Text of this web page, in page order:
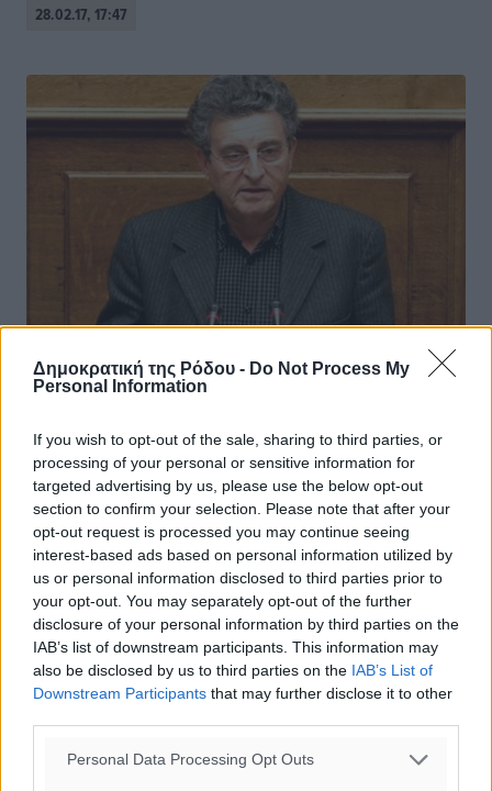
Δημοκρατική της Ρόδου - Do Not Process My
Personal Information
If you wish to opt-out of the sale, sharing to third parties, or
processing of your personal or sensitive information for
targeted advertising by us, please use the below opt-out
section to confirm your selection. Please note that after your
opt-out request is processed you may continue seeing
interest-based ads based on personal information utilized by
us or personal information disclosed to third parties prior to
your opt-out. You may separately opt-out of the further
disclosure of your personal information by third parties on the
IAB’s list of downstream participants. This information may
also be disclosed by us to third parties on the IAB’s List of
Downstream Participants that may further disclose it to other
Personal Data Processing Opt Outs
28.02.17, 17:47
Ηλίας Καματερός: Προς λύση το
πρόβλημα της Ένωσης Αγροτικού
Συνεταιρισμού Δωδεκανήσου και ΚΑΪΡ
Μετά από συνάντηση που είχε ο βουλευτής
Δωδεκανήσου Ηλίας Καματερός με τον υφυπουργό
Εργασίας, Κοινωνικών Ασφαλίσεων και Κοινωνικής
Αλληλεγγύης, Αναστάσιο Πετρόπουλο, και με ...
28.02.17, 17:47